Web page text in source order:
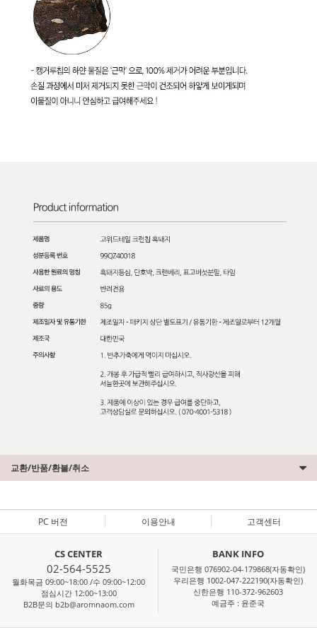
교환/반품/환불/취소
PC 버전 이용안내 고객센터
CS CENTER
02-564-5525
월화목금 09:00~18:00 /수 09:00~12:00
점심시간 12:00~13:00
B2B문의 b2b@aromnaom.com
BANK INFO
국민은행 076902-04-179868(자동확인)
우리은행 1002-047-222190(자동확인)
신한은행 110-372-962603
예금주 : 윤준국